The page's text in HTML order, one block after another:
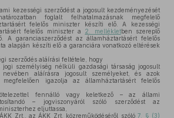
kezességi szerződést a jogosult kezdeményezését
foglalt felhatalmazásnak megfelelő
felelős miniszter készíti elő. A kezességi
felelős miniszter a 2. mellékletben szereplő
A garanciaszerződést az államháztartásért felelős
alapján készíti elő a garanciára vonatkozó eltérések
szerződés aláírási feltétele, hogy
személyiség nélküli gazdasági társaság jogosult
aláírásra jogosult személyeket, és azok
megfelelően igazolja az államháztartásért felelős
fennálló vagy keletkező – az állami
– jogviszonyáról szóló szerződést az
eljuttassa,
Zrt., az ÁKK Zrt. közreműködéséről szóló7. § (3)